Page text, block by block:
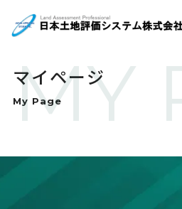
MY
マイページ
My Page